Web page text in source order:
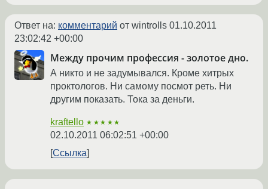
Ответ на: комментарий от wintrolls 01.10.2011
23:02:42 +00:00
Между прочим профессия - золотое дно.
А никто и не задумывался. Кроме хитрых
проктологов. Ни самому посмот реть. Ни
другим показать. Тока за деньги.
kraftello ★★★★★
02.10.2011 06:02:51 +00:00
Ссылка